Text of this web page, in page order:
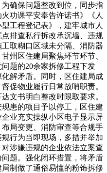
确保问题整改到位，同步指
功课平安奉告许诺书》《人
工程登记表》，建牢城市人
排查私行拆改承沉墙、违规
取糊口区域未分隔、消防器
州区住建局聚焦环节环节、
题的20余家拆修工程下发
化解矛盾。同时，区住建局成
促物业履行日常放哨职责。
文书明白整改时限取要求。
患的项目予以停工，区住建
业充实操纵小区电子显示屏
局变更、消防审查等合规手
行为当即现场，多措并举加
涉嫌违规的企业依法立案查
题。强化闭环措置，将矛盾
制做了通俗易懂的粉饰拆修